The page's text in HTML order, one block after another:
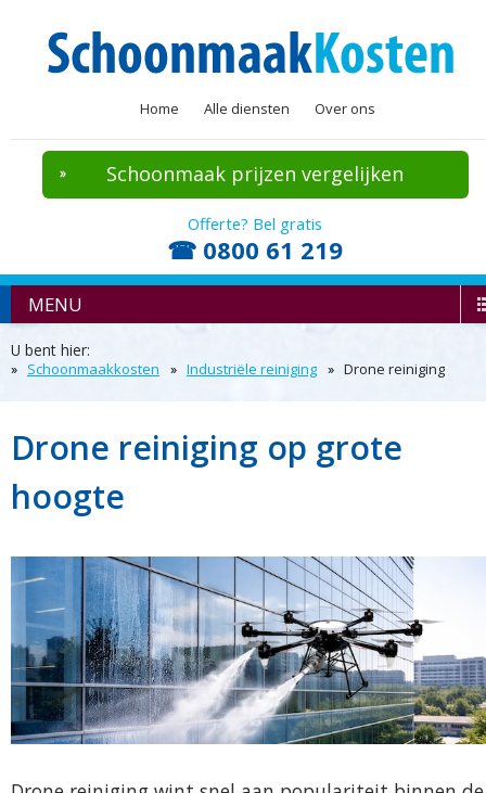
Home Alle diensten Over ons
Schoonmaak prijzen vergelijken
Offerte? Bel gratis
☎ 0800 61 219
MENU
U bent hier:
Schoonmaakkosten Industriële reiniging Drone reiniging
Drone reiniging op grote
hoogte